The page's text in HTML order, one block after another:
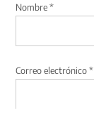
Nombre*
Correo electrónico*